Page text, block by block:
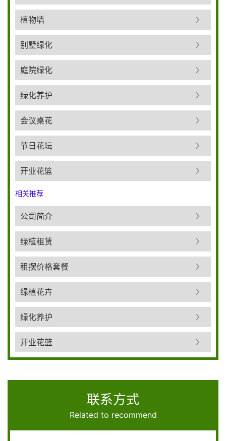
植物墙
别墅绿化
庭院绿化
绿化养护
会议桌花
节日花坛
开业花篮
相关推荐
公司简介
绿植租赁
租摆价格套餐
绿植花卉
绿化养护
开业花篮
联系方式
Related to recommend